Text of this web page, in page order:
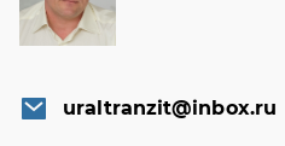
uraltranzit@inbox.ru